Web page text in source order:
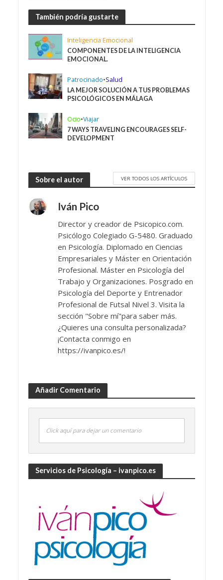
También podría gustarte
Inteligencia Emocional
COMPONENTES DE LA INTELIGENCIA
EMOCIONAL.
Patrocinado•Salud
LA MEJOR SOLUCIÓN A TUS PROBLEMAS
PSICOLÓGICOS EN MÁLAGA
Ocio•Viajar
7 WAYS TRAVELING ENCOURAGES SELF-
DEVELOPMENT
Sobre el autor VER TODOS LOS ARTÍCULOS
Iván Pico
Director y creador de Psicopico.com.
Psicólogo Colegiado G-5480. Graduado
en Psicología. Diplomado en Ciencias
Empresariales y Máster en Orientación
Profesional. Máster en Psicología del
Trabajo y Organizaciones. Posgrado en
Psicología del Deporte y Entrenador
Profesional de Futsal Nivel 3. Visita la
sección "Sobre mí"para saber más.
¿Quieres una consulta personalizada?
¡Contacta conmigo en
https://ivanpico.es/!
Añadir Comentario
Click aquí para dejar un comentario
Servicios de Psicología – ivanpico.es